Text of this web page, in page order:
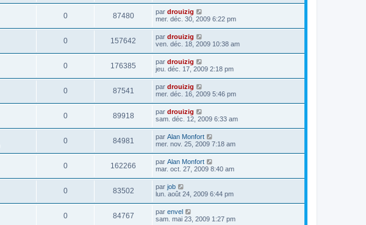
0 87480 par drouizig
mer. déc. 30, 2009 6:22 pm
0 157642 par drouizig
ven. déc. 18, 2009 10:38 am
0 176385 par drouizig
jeu. déc. 17, 2009 2:18 pm
0 87541 par drouizig
mer. déc. 16, 2009 5:46 pm
0 89918 par drouizig
sam. déc. 12, 2009 6:33 am
0 84981 par Alan Monfort
mer. nov. 25, 2009 7:18 am
0 162266 par Alan Monfort
mar. oct. 27, 2009 8:40 am
0 83502 par job
lun. août 24, 2009 6:44 pm
0 84767 par envel
sam. mai 23, 2009 1:27 pm